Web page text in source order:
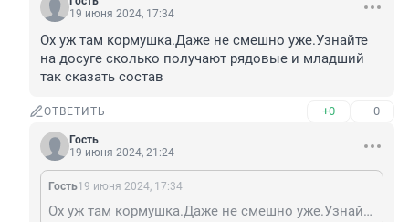
19 июня 2024, 17:34
Ох уж там кормушка.Даже не смешно уже.Узнайте
на досуге сколько получают рядовые и младший
так сказать состав
ОТВЕТИТЬ +0 –0
Гость
19 июня 2024, 21:24
Гость19 июня 2024, 17:34
Ох уж там кормушка.Даже не смешно уже.Узнайте на досуге сколько получают рядовые и младший так сказать состав